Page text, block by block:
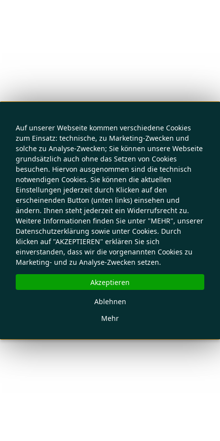
Auf unserer Webseite kommen verschiedene Cookies
zum Einsatz: technische, zu Marketing-Zwecken und
solche zu Analyse-Zwecken; Sie können unsere Webseite
grundsätzlich auch ohne das Setzen von Cookies
besuchen. Hiervon ausgenommen sind die technisch
notwendigen Cookies. Sie können die aktuellen
Einstellungen jederzeit durch Klicken auf den
erscheinenden Button (unten links) einsehen und
ändern. Ihnen steht jederzeit ein Widerrufsrecht zu.
Weitere Informationen finden Sie unter "MEHR", unserer
Datenschutzerklärung sowie unter Cookies. Durch
klicken auf "AKZEPTIEREN" erklären Sie sich
einverstanden, dass wir die vorgenannten Cookies zu
Marketing- und zu Analyse-Zwecken setzen.
Mehr
Ablehnen
Akzeptieren